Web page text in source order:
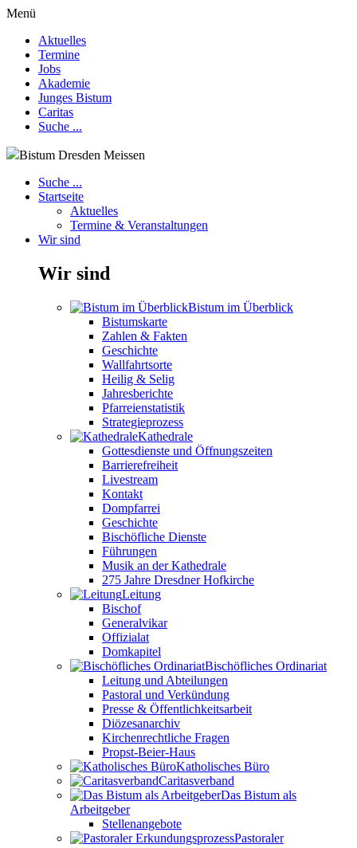
Menü
Aktuelles
Termine
Jobs
Akademie
Junges Bistum
Caritas
Suche ...
Bistum Dresden Meissen
Suche ...
Startseite
Aktuelles
Termine & Veranstaltungen
Wir sind
Wir sind
Bistum im Überblick
Bistumskarte
Zahlen & Fakten
Geschichte
Wallfahrtsorte
Heilig & Selig
Jahresberichte
Pfarreienstatistik
Strategieprozess
Kathedrale
Gottesdienste und Öffnungszeiten
Barrierefreiheit
Livestream
Kontakt
Dompfarrei
Geschichte
Bischöfliche Dienste
Führungen
Musik an der Kathedrale
275 Jahre Dresdner Hofkirche
Leitung
Bischof
Generalvikar
Offizialat
Domkapitel
Bischöfliches Ordinariat
Leitung und Abteilungen
Pastoral und Verkündung
Presse & Öffentlichkeitsarbeit
Diözesanarchiv
Kirchenrechtliche Fragen
Propst-Beier-Haus
Katholisches Büro
Caritasverband
Das Bistum als
Arbeitgeber
Stellenangebote
Pastoraler